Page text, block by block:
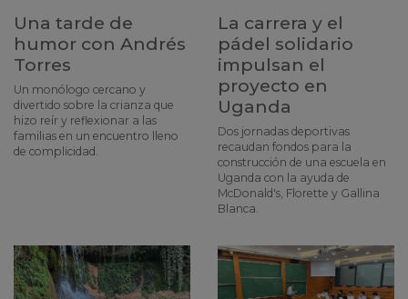
Una tarde de
humor con Andrés
Torres
Un monólogo cercano y
divertido sobre la crianza que
hizo reír y reflexionar a las
familias en un encuentro lleno
de complicidad.
La carrera y el
pádel solidario
impulsan el
proyecto en
Uganda
Dos jornadas deportivas
recaudan fondos para la
construcción de una escuela en
Uganda con la ayuda de
McDonald's, Florette y Gallina
Blanca.